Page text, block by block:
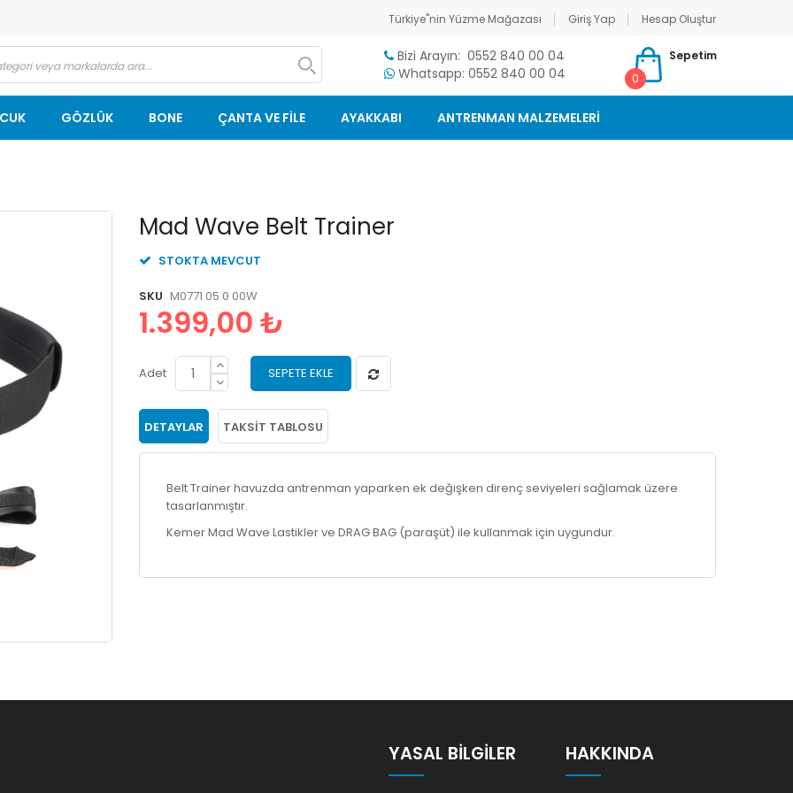
Türkiye"nin Yüzme Mağazası Giriş Yap
Hesap Oluştur
Bizi Arayın: 0552 840 00 04
Whatsapp: 0552 840 00 04
Sepetim
0
GÖZLÜK BONE ÇANTA VE FİLE AYAKKABI ANTRENMAN MALZEMELERİ
Mad Wave Belt Trainer
STOKTA MEVCUT
SKU M0771 05 0 00W
1.399,00 ₺
Adet SEPETE EKLE
DETAYLAR TAKSIT TABLOSU
Belt Trainer havuzda antrenman yaparken ek değişken direnç seviyeleri sağlamak üzere
tasarlanmıştır.
Kemer Mad Wave Lastikler ve DRAG BAG (paraşüt) ile kullanmak için uygundur.
Resim
galerisinin
başlangıcına
YASAL BILGILER HAKKINDA